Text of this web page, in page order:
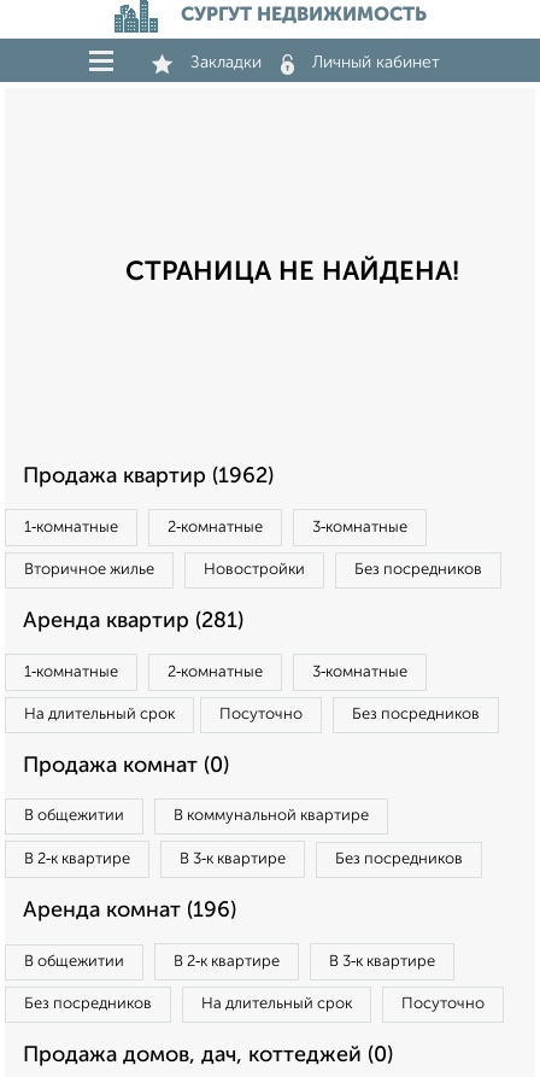
СУРГУТ НЕДВИЖИМОСТЬ
Закладки Личный кабинет
СТРАНИЦА НЕ НАЙДЕНА!
Продажа квартир (1962)
1‑комнатные 2‑комнатные 3‑комнатные
Вторичное жилье Новостройки Без посредников
Аренда квартир (281)
1‑комнатные 2‑комнатные 3‑комнатные
На длительный срок Посуточно Без посредников
Продажа комнат (0)
В общежитии В коммунальной квартире
В 2‑к квартире В 3‑к квартире Без посредников
Аренда комнат (196)
В общежитии В 2‑к квартире В 3‑к квартире
Без посредников На длительный срок Посуточно
Продажа домов, дач, коттеджей (0)